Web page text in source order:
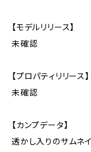
【モデルリリース】
未確認
【プロパティリリース】
未確認
【カンプデータ】
透かし入りのサムネ